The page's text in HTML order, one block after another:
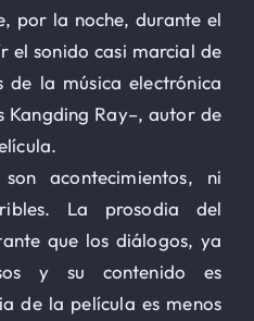
por la noche, durante el
el sonido casi marcial de
de la música electrónica
Kangding Ray–, autor de
acontecimientos, ni
La prosodia del
que los diálogos, ya
y su contenido es
de la película es menos